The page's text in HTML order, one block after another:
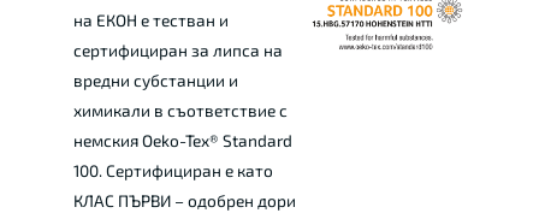
на ЕКОН е тестван и
сертифициран за липса на
вредни субстанции и
химикали в съответствие с
немския Oeko-Tex® Standard
100. Сертифициран е като
КЛАС ПЪРВИ – одобрен дори